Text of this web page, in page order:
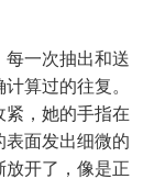
每一次抽出和送
算过的往复。
紧，她的手指在
表面发出细微的
放开了，像是正